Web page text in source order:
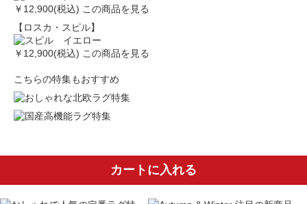
￥12,900(税込) この商品を見る
【ロスカ・スピル】
￥12,900(税込) この商品を見る
こちらの特集もおすすめ
カートに入れる